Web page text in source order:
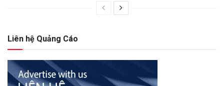
Liên hệ Quảng Cáo